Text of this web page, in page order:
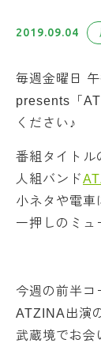
2019.09.04
毎週金曜日
presents「
ください♪
番組タイトル
人組バンド
小ネタや電車
一押しのミュ
今週の前半コ
ATZINA出演
武蔵境でお